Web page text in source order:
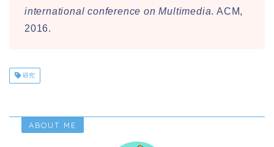
international conference on Multimedia. ACM,
2016.
研究
ABOUT ME